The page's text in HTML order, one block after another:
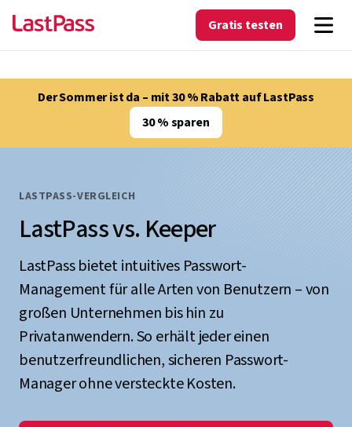
Gratis testen
Der Sommer ist da – mit 30 % Rabatt auf LastPass
30 % sparen
LASTPASS-VERGLEICH
LastPass vs. Keeper
LastPass bietet intuitives Passwort-
Management für alle Arten von Benutzern – von
großen Unternehmen bis hin zu
Privatanwendern. So erhält jeder einen
benutzerfreundlichen, sicheren Passwort-
Manager ohne versteckte Kosten.